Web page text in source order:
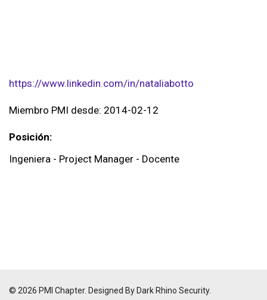
https://www.linkedin.com/in/nataliabotto
Miembro PMI desde: 2014-02-12
Posición:
Ingeniera - Project Manager - Docente
© 2026 PMI Chapter. Designed By Dark Rhino Security.